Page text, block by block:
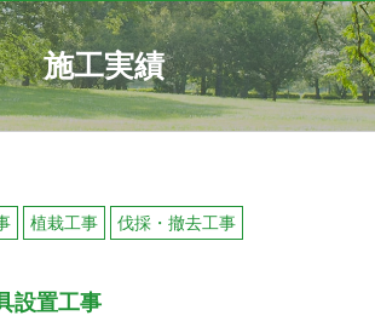
施工実績
植栽工事 伐採・撤去工事
設置工事